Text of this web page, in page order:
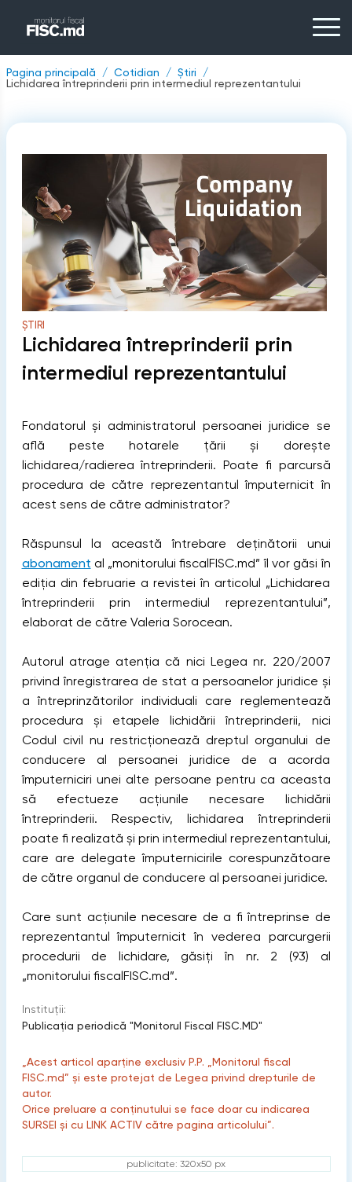
Pagina principală Cotidian
Știri
Lichidarea întreprinderii prin intermediul reprezentantului
ȘTIRI
Lichidarea întreprinderii prin
intermediul reprezentantului
Fondatorul și administratorul persoanei juridice se
află peste hotarele țării și dorește
lichidarea/radierea întreprinderii. Poate fi parcursă
procedura de către reprezentantul împuternicit în
acest sens de către administrator?
Răspunsul la această întrebare deținătorii unui
abonament al „monitorului fiscalFISC.md” îl vor găsi în
ediția din februarie a revistei în articolul „Lichidarea
întreprinderii prin intermediul reprezentantului”,
elaborat de către Valeria Sorocean.
Autorul atrage atenția că nici Legea nr. 220/2007
privind înregistrarea de stat a persoanelor juridice şi
a întreprinzătorilor individuali care reglementează
procedura și etapele lichidării întreprinderii, nici
Codul civil nu restricționează dreptul organului de
conducere al persoanei juridice de a acorda
împuterniciri unei alte persoane pentru ca aceasta
să efectueze acțiunile necesare lichidării
întreprinderii. Respectiv, lichidarea întreprinderii
poate fi realizată și prin intermediul reprezentantului,
care are delegate împuternicirile corespunzătoare
de către organul de conducere al persoanei juridice.
Care sunt acțiunile necesare de a fi întreprinse de
reprezentantul împuternicit în vederea parcurgerii
procedurii de lichidare, găsiți în nr. 2 (93) al
„monitorului fiscalFISC.md”.
Instituții:
Publicaţia periodică "Monitorul Fiscal FISC.MD"
„Acest articol aparține exclusiv P.P. „Monitorul fiscal
FISC.md” și este protejat de Legea privind drepturile de
autor.
Orice preluare a conținutului se face doar cu indicarea
SURSEI și cu LINK ACTIV către pagina articolului”.
publicitate: 320x50 px